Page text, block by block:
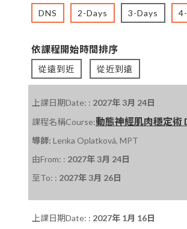
DNS 2-Days 3-Days
依課程開始時間排序
從遠到近 從近到遠
上課日期Date: : 2027年 3月 24日
課程名稱Course:動態神經肌肉穩定術
導師: Lenka Oplatková, MPT
由From: : 2027年 3月 24日
至To: : 2027年 3月 26日
上課日期Date: : 2027年 1月 16日